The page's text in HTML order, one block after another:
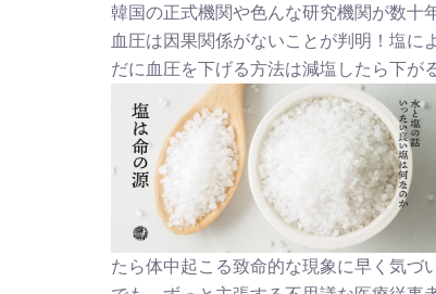
韓国の正式機関や色んな研究機関が数十
血圧は因果関係がないことが判明！塩に
だに血圧を下げる方法は減塩したら下が
たら体中起こる致命的な現象に早く気づ